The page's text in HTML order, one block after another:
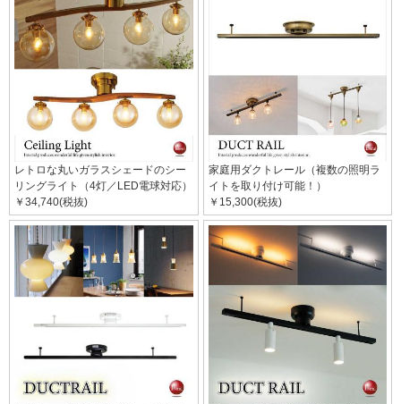
レトロな丸いガラスシェードのシー
リングライト（4灯／LED電球対応）
￥34,740(税抜)
家庭用ダクトレール（複数の照明ラ
イトを取り付け可能！）
￥15,300(税抜)